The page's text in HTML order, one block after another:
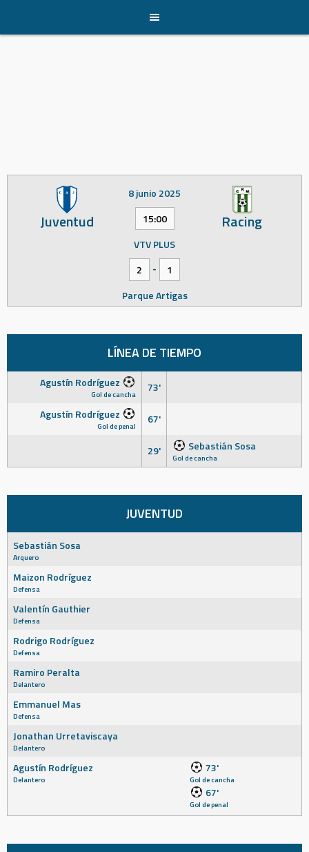
content
Juventud Racing
8 junio 2025
15:00
VTV PLUS
2
-
1
Parque Artigas
LÍNEA DE TIEMPO
Agustín Rodríguez
Gol de cancha
73'
Agustín Rodríguez
Gol de penal 67'
29' Sebastián Sosa
Gol de cancha
JUVENTUD
Sebastián Sosa
Arquero
Maizon Rodríguez
Defensa
Valentín Gauthier
Defensa
Rodrigo Rodríguez
Defensa
Ramiro Peralta
Delantero
Emmanuel Mas
Defensa
Jonathan Urretaviscaya
Delantero
Agustín Rodríguez
Delantero
73'
Gol de cancha
67'
Gol de penal